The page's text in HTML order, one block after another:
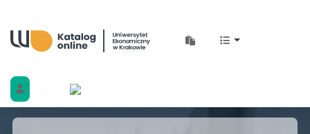
Biblioteka Uniwersytetu Ekonomicznego w